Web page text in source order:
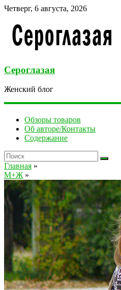
Четверг, 6 августа, 2026
Сероглазая
Женский блог
Обзоры товаров
Об авторе/Контакты
Содержание
Главная »
М+Ж »